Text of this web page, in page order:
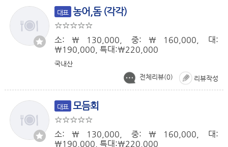
대표 농어,돔 (각각)
소:￦130,000, 중:￦160,000, 대:
￦190,000, 특대:￦220,000
국내산
리뷰작성
전체리뷰(0)
대표 모듬회
소:￦130,000, 중:￦160,000, 대:
￦190,000, 특대:￦220,000